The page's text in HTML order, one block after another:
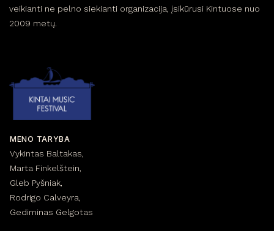
veikianti ne pelno siekianti organizacija, įsikūrusi Kintuose nuo
2009 metų.
MENO TARYBA
Vykintas Baltakas,
Marta Finkelštein,
Gleb Pyšniak,
Rodrigo Calveyra,
Gediminas Gelgotas